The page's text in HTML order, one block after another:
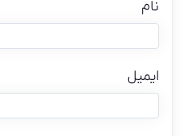
نام
ایمیل